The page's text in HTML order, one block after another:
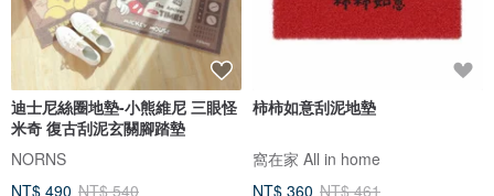
迪士尼絲圈地墊-小熊維尼 三眼怪
米奇 復古刮泥玄關腳踏墊
NORNS
NT$ 490 NT$ 540
柿柿如意刮泥地墊
窩在家 All in home
NT$ 360 NT$ 461